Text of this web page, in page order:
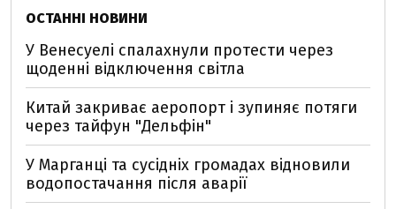
ОСТАННІ НОВИНИ
У Венесуелі спалахнули протести через
щоденні відключення світла
Китай закриває аеропорт і зупиняє потяги
через тайфун "Дельфін"
У Марганці та сусідніх громадах відновили
водопостачання після аварії